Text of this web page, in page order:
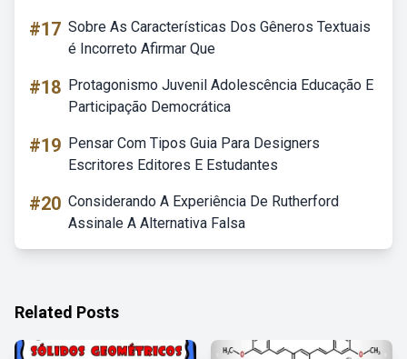
#17 Sobre As Características Dos Gêneros Textuais
é Incorreto Afirmar Que
#18 Protagonismo Juvenil Adolescência Educação E
Participação Democrática
#19 Pensar Com Tipos Guia Para Designers
Escritores Editores E Estudantes
#20 Considerando A Experiência De Rutherford
Assinale A Alternativa Falsa
Related Posts